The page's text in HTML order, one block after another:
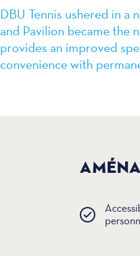
DBU Tennis ushered in a
and Pavilion became the
provides an improved
convenience with